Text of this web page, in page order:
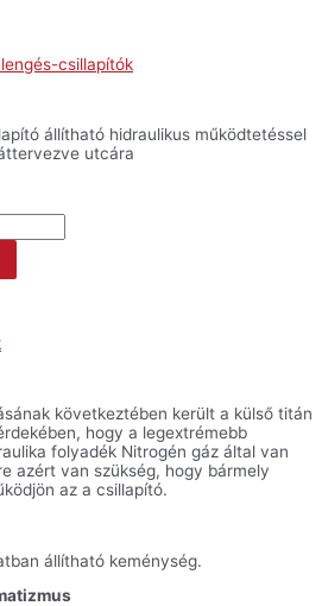
csillapítók
állítható hidraulikus működtetéssel
utcára
következtében került a külső titán
hogy a legextrémebb
folyadék Nitrogén gáz által van
azért van szükség, hogy bármely
az a csillapító.
állítható keménység.